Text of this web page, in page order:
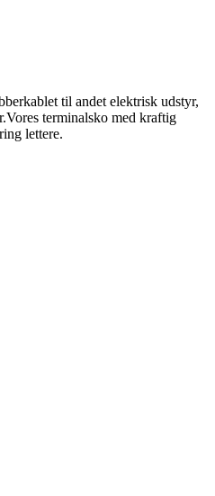
til andet elektrisk udstyr,
terminalsko med kraftig
lettere.